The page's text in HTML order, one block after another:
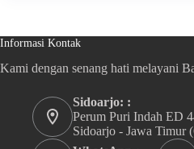
Informasi Kontak
Kami dengan senang hati melayani
Sidoarjo: :
Perum Puri Indah ED
Sidoarjo - Jawa Timur